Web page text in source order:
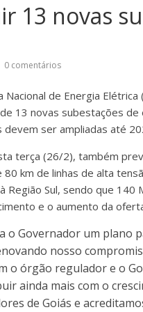
13 novas
0 comentários
de Energia
13 novas subestações de
ser ampliadas até
terça (26/2), também
km de linhas de alta
Sul, sendo que 140
e o aumento da
o Governador um plano
nosso
o órgão regulador e o
ainda mais com o
de Goiás e